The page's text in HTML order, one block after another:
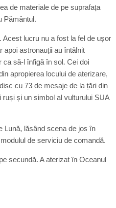
de materiale de pe suprafața
Pământul.
lucru nu a fost la fel de ușor
apoi astronauții au întâlnit
ca să-l înfigă în sol. Cei doi
apropierea locului de aterizare,
cu 73 de mesaje de la țări din
și un simbol al vulturului SUA
Lună, lăsând scena de jos în
de serviciu de comandă.
secundă. A aterizat în Oceanul